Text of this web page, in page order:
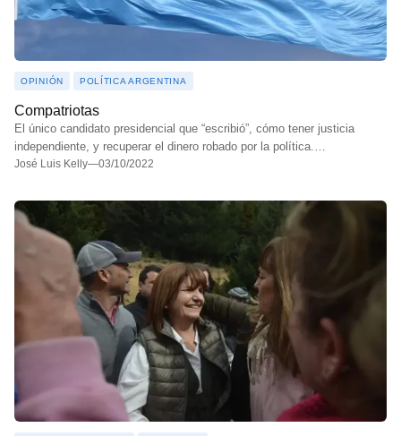
OPINIÓN POLÍTICA ARGENTINA
Compatriotas
El único candidato presidencial que “escribió”, cómo tener justicia
independiente, y recuperar el dinero robado por la política.…
José Luis Kelly—03/10/2022